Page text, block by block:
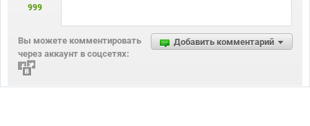
999
Добавить комментарий
Вы можете комментировать
через аккаунт в соцсетях: